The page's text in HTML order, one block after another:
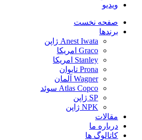
ویدیو
صفحه نخست
برندها
Anest Iwata ژاپن
Graco امریکا
Stanley امریکا
Prona تایوان
Wagner آلمان
Atlas Copco سوئد
SP ژاپن
NPK ژاپن
مقالات
درباره ما
کاتالوگ ها